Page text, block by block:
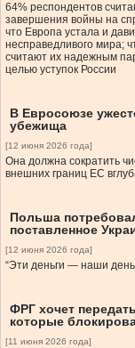
64% респондентов
завершения войны на
что Европа устала и
несправедливого мира;
считают их надежным
целью уступок России
В Евросоюзе
убежища
[12 июня 2026 года]
Она должна сократить
внешних границ ЕС
Польша
поставленное
[12 июня 2026 года]
“Эти деньги — наши
ФРГ хочет
которые
[11 июня 2026 года]